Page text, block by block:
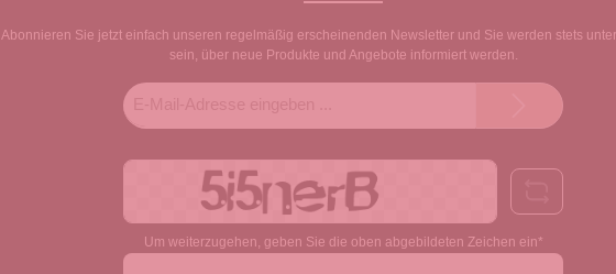
Abonnieren Sie jetzt einfach unseren regelmäßig erscheinenden Newsletter und Sie werden stets
sein, über neue Produkte und Angebote informiert werden.
Adresse*
Um weiterzugehen, geben Sie die oben abgebildeten Zeichen ein*